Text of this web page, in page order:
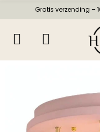
Gratis verzending –